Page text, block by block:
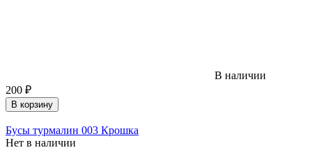
В наличии
200 ₽
В корзину
Бусы турмалин 003 Крошка
Нет в наличии